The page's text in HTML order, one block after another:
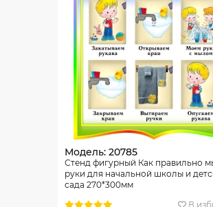
Модель: 20785
Стенд фигурный Как правильно
руки для начальной школы и
сада 270*300мм
В